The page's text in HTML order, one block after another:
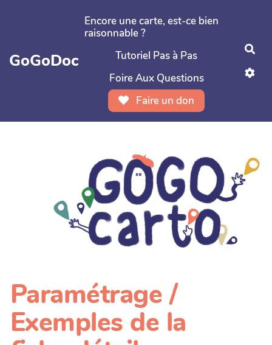
Aller au contenu principal
GoGoDoc
Encore une carte, est-ce bien
raisonnable ?
Tutoriel Pas à Pas
Foire Aux Questions
Faire un don
Paramétrage /
Exemples de la